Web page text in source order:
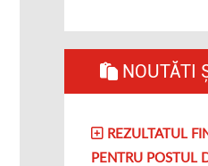
NOUTĂTI
REZULTATUL
PENTRU POSTUL